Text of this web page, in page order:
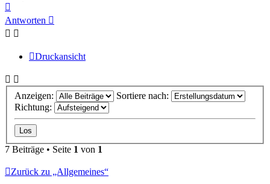
oben
Antworten
Druckansicht
Anzeigen:
Sortiere nach:
Richtung:
7 Beiträge • Seite 1 von 1
Zurück zu „Allgemeines“